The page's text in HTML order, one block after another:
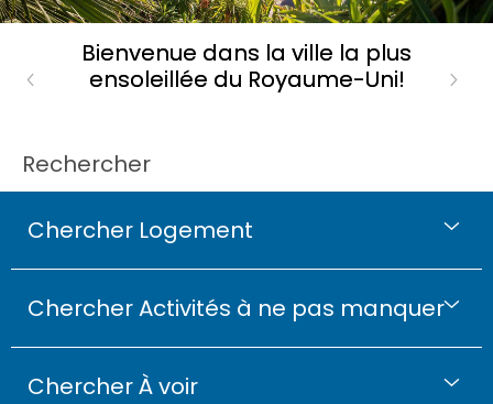
Bienvenue dans la ville la plus
ensoleillée du Royaume-Uni!
Rechercher
Chercher Logement
Chercher Activités à ne pas manquer
Chercher À voir